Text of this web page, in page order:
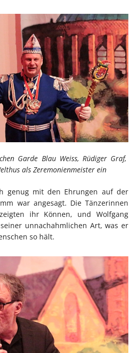
Garde Blau Weiss, Rüdiger Graf,
als Zeremonienmeister ein
genug mit den Ehrungen auf der
war angesagt. Die Tänzerinnen
ihr Können, und Wolfgang
unnachahmlichen Art, was er
so hält.